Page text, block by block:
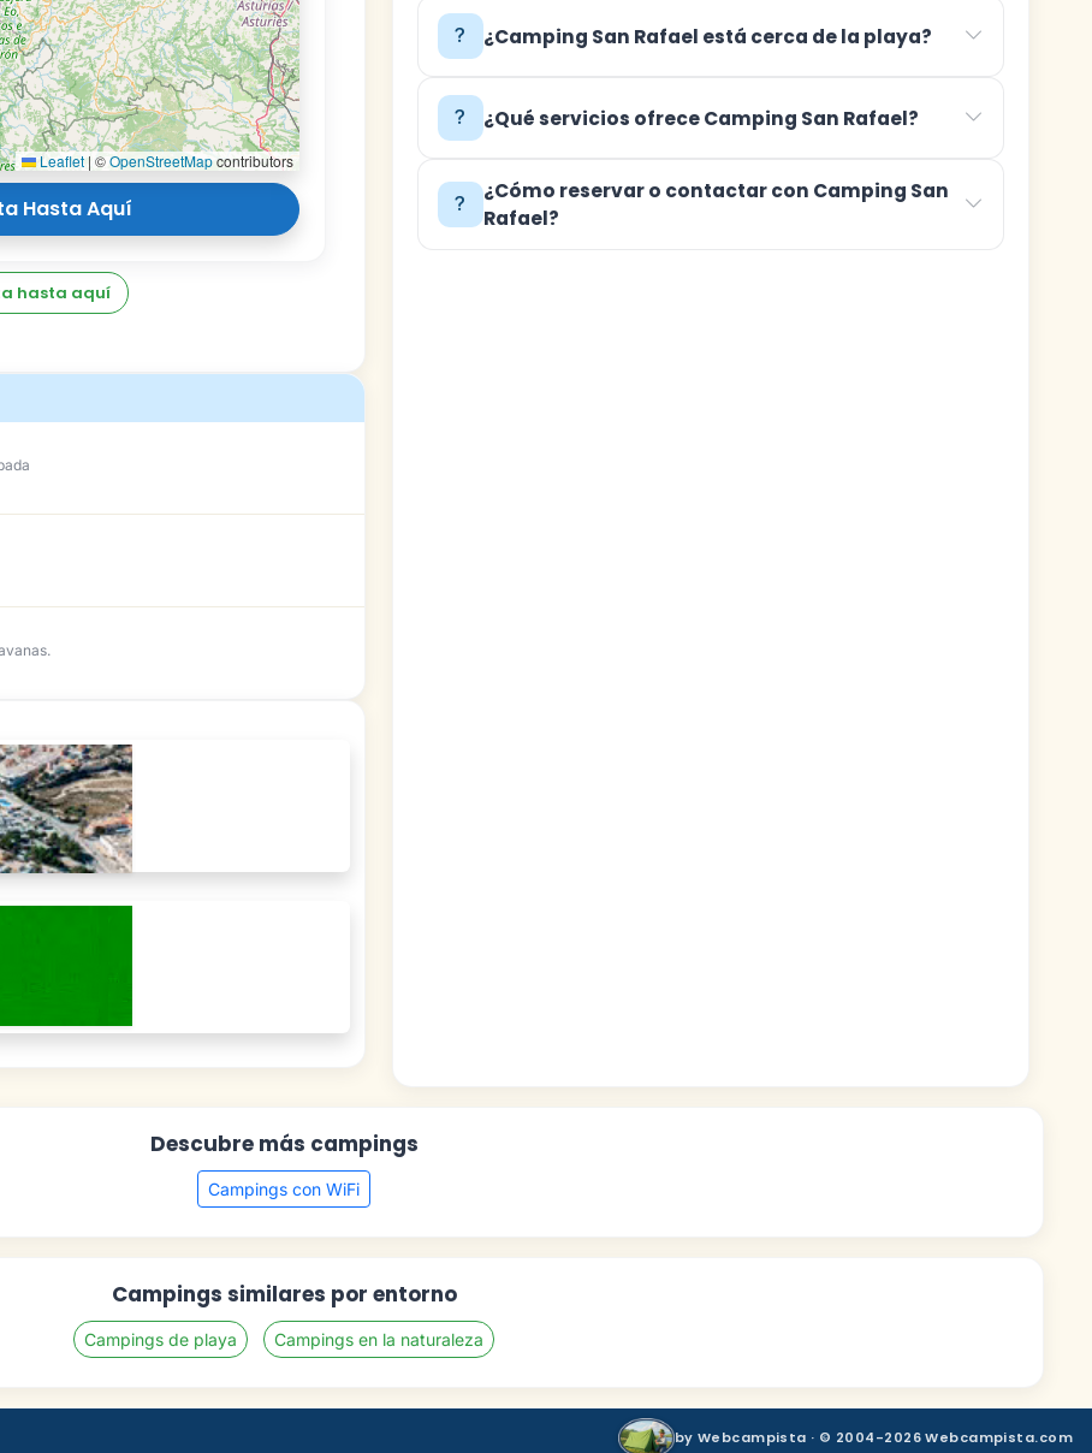
Leaflet | ©OpenStreetMapcontributors
Hasta Aquí
hasta aquí
¿Camping San Rafael está cerca de la playa?
¿Qué servicios ofrece Camping San Rafael?
¿Cómo reservar o contactar con Camping San
Rafael?
Descubre más campings
Campings con WiFi
Campings similares por entorno
Campings de playa Campings en la naturaleza
by Webcampista · © 2004-2026 Webcampista.com